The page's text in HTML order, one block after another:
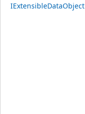
IExtensibleDataObject